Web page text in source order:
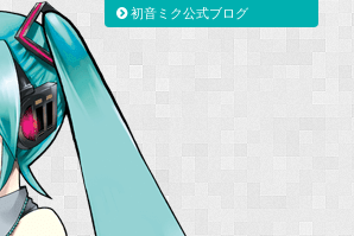
初音ミク公式ブログ